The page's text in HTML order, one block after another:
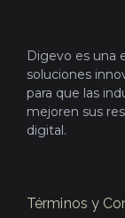
Digevo es una
soluciones
para que las
mejoren sus
digital.
Términos y